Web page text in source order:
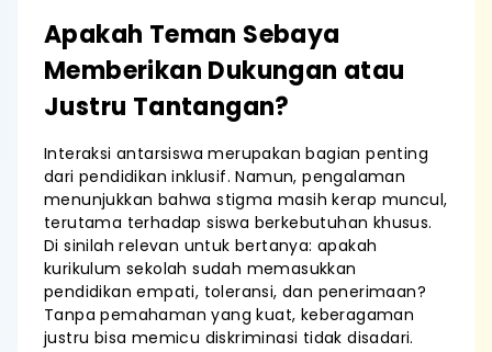
Apakah Teman Sebaya
Memberikan Dukungan atau
Justru Tantangan?
Interaksi antarsiswa merupakan bagian penting
dari pendidikan inklusif. Namun, pengalaman
menunjukkan bahwa stigma masih kerap muncul,
terutama terhadap siswa berkebutuhan khusus.
Di sinilah relevan untuk bertanya: apakah
kurikulum sekolah sudah memasukkan
pendidikan empati, toleransi, dan penerimaan?
Tanpa pemahaman yang kuat, keberagaman
justru bisa memicu diskriminasi tidak disadari.